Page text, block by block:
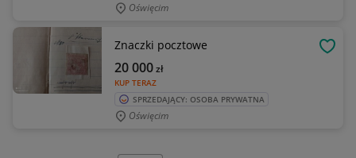
Oświęcim
Znaczki pocztowe
KUP TERAZ
20 000zł
SPRZEDAJĄCY: OSOBA PRYWATNA
Oświęcim